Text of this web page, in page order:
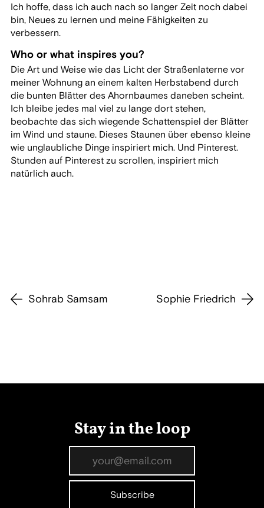
Ich hoffe, dass ich auch nach so langer Zeit noch dabei
bin, Neues zu lernen und meine Fähigkeiten zu
verbessern.
Who or what inspires you?
Die Art und Weise wie das Licht der Straßenlaterne vor
meiner Wohnung an einem kalten Herbstabend durch
die bunten Blätter des Ahornbaumes daneben scheint.
Ich bleibe jedes mal viel zu lange dort stehen,
beobachte das sich wiegende Schattenspiel der Blätter
im Wind und staune. Dieses Staunen über ebenso kleine
wie unglaubliche Dinge inspiriert mich. Und Pinterest.
Stunden auf Pinterest zu scrollen, inspiriert mich
natürlich auch.
Sohrab Samsam Sophie Friedrich
Stay in the loop